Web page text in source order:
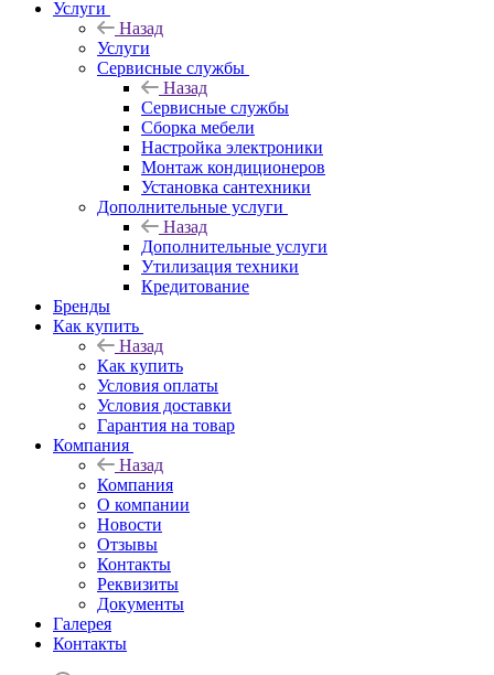
Услуги
Назад
Услуги
Сервисные службы
Назад
Сервисные службы
Сборка мебели
Настройка электроники
Монтаж кондиционеров
Установка сантехники
Дополнительные услуги
Назад
Дополнительные услуги
Утилизация техники
Кредитование
Бренды
Как купить
Назад
Как купить
Условия оплаты
Условия доставки
Гарантия на товар
Компания
Назад
Компания
О компании
Новости
Отзывы
Контакты
Реквизиты
Документы
Галерея
Контакты